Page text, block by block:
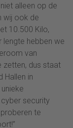
alleen op de
wij ook de
10.500 Kilo,
lengte hebben we
van
zetten, dus staat
Hallen in
security
te